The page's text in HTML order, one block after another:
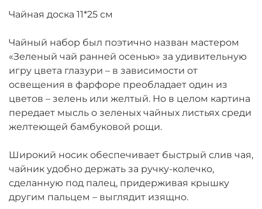
Чайная доска 11*25 см
Чайный набор был поэтично назван мастером
«Зеленый чай ранней осенью» за удивительную
игру цвета глазури – в зависимости от
освещения в фарфоре преобладает один из
цветов – зелень или желтый. Но в целом картина
передает мысль о зеленых чайных листьях среди
желтеющей бамбуковой рощи.
Широкий носик обеспечивает быстрый слив чая,
чайник удобно держать за ручку-колечко,
сделанную под палец, придерживая крышку
другим пальцем – выглядит изящно.